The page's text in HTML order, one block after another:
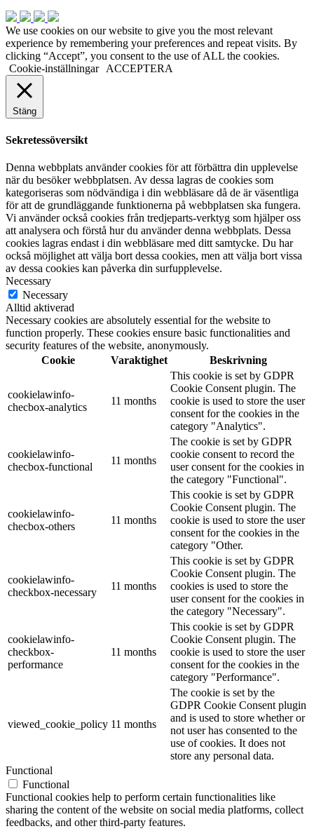
We use cookies on our website to give you the most relevant
experience by remembering your preferences and repeat visits. By
clicking “Accept”, you consent to the use of ALL the cookies.
Cookie-inställningar
ACCEPTERA
Stäng
Sekretessöversikt
Denna webbplats använder cookies för att förbättra din upplevelse
när du besöker webbplatsen. Av dessa lagras de cookies som
kategoriseras som nödvändiga i din webbläsare då de är väsentliga
för att de grundläggande funktionerna på webbplatsen ska fungera.
Vi använder också cookies från tredjeparts-verktyg som hjälper oss
att analysera och förstå hur du använder denna webbplats. Dessa
cookies lagras endast i din webbläsare med ditt samtycke. Du har
också möjlighet att välja bort dessa cookies, men att välja bort vissa
av dessa cookies kan påverka din surfupplevelse.
Necessary
Necessary
Alltid aktiverad
Necessary cookies are absolutely essential for the website to
function properly. These cookies ensure basic functionalities and
security features of the website, anonymously.
Cookie
Varaktighet Beskrivning
cookielawinfo-
checbox-analytics
11 months
This cookie is set by GDPR
Cookie Consent plugin. The
cookie is used to store the user
consent for the cookies in the
category "Analytics".
cookielawinfo-
checbox-functional
11 months
The cookie is set by GDPR
cookie consent to record the
user consent for the cookies in
the category "Functional".
cookielawinfo-
checbox-others
11 months
This cookie is set by GDPR
Cookie Consent plugin. The
cookie is used to store the user
consent for the cookies in the
category "Other.
cookielawinfo-
checkbox-necessary
11 months
This cookie is set by GDPR
Cookie Consent plugin. The
cookies is used to store the
user consent for the cookies in
the category "Necessary".
cookielawinfo-
checkbox-
performance
11 months
This cookie is set by GDPR
Cookie Consent plugin. The
cookie is used to store the user
consent for the cookies in the
category "Performance".
viewed_cookie_policy 11 months
The cookie is set by the
GDPR Cookie Consent plugin
and is used to store whether or
not user has consented to the
use of cookies. It does not
store any personal data.
Functional
Functional
Functional cookies help to perform certain functionalities like
sharing the content of the website on social media platforms, collect
feedbacks, and other third-party features.